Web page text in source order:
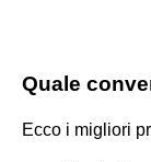
Quale
Ecco i migliori